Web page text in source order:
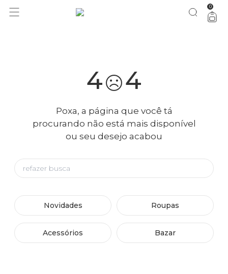
você merece 30% OFF pra comemorar com a gente aproveita! 0
4 4
Poxa, a página que você tá
procurando não está mais disponível
ou seu desejo acabou
Novidades Roupas
Acessórios Bazar